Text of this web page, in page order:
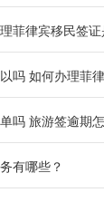
律宾移民签证是
吗 如何办理菲
吗 旅游签逾期
有哪些？